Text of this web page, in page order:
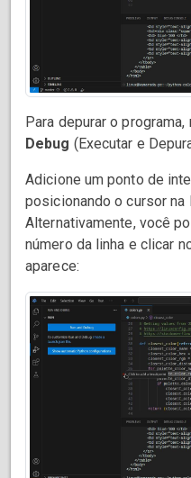
Para depurar o programa,
Debug (Executar e
Adicione um ponto de
posicionando o cursor na
Alternativamente, você
número da linha e clicar
aparece: